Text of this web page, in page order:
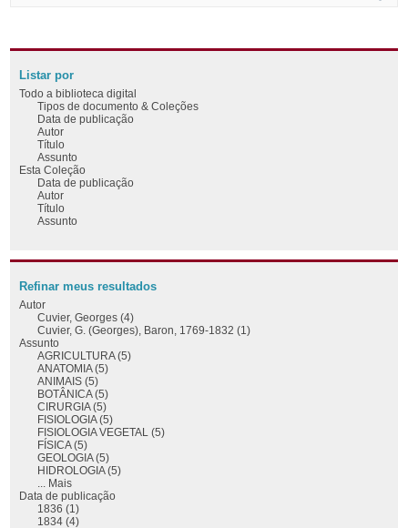
Listar por
Todo a biblioteca digital
Tipos de documento & Coleções
Data de publicação
Autor
Título
Assunto
Esta Coleção
Data de publicação
Autor
Título
Assunto
Refinar meus resultados
Autor
Cuvier, Georges (4)
Cuvier, G. (Georges), Baron, 1769-1832 (1)
Assunto
AGRICULTURA (5)
ANATOMIA (5)
ANIMAIS (5)
BOTÂNICA (5)
CIRURGIA (5)
FISIOLOGIA (5)
FISIOLOGIA VEGETAL (5)
FÍSICA (5)
GEOLOGIA (5)
HIDROLOGIA (5)
... Mais
Data de publicação
1836 (1)
1834 (4)